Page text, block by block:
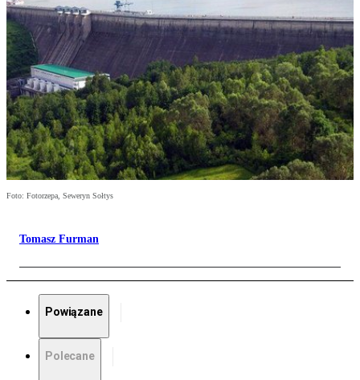
Foto: Fotorzepa, Seweryn Sołtys
Tomasz Furman
Powiązane
Polecane